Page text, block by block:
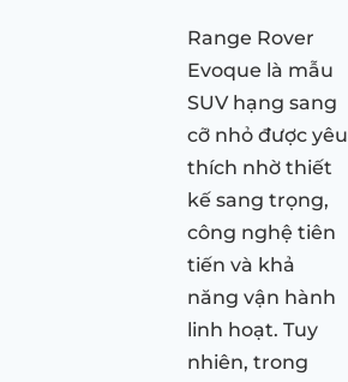
Range Rover
Evoque là mẫu
SUV hạng sang
cỡ nhỏ được yêu
thích nhờ thiết
kế sang trọng,
công nghệ tiên
tiến và khả
năng vận hành
linh hoạt. Tuy
nhiên, trong